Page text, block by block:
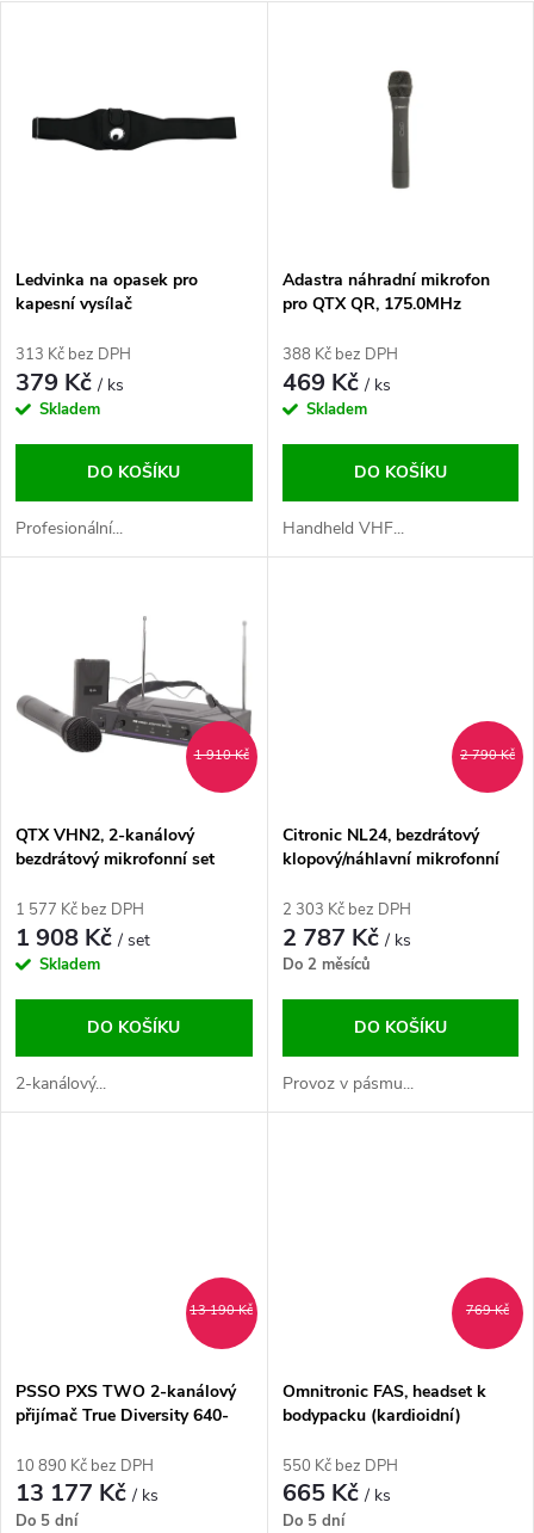
e
p
r
o
u
ů
p
s
p
r
o
d
u
t
ů
Ledvinka na opasek pro
kapesní vysílač
313 Kč bez DPH
379 Kč/ ks
Skladem
DO KOŠÍKU
Profesionální...
Adastra náhradní mikrofon
pro QTX QR, 175.0MHz
388 Kč bez DPH
469 Kč/ ks
Skladem
DO KOŠÍKU
Handheld VHF...
1 910 Kč
QTX VHN2, 2-kanálový
bezdrátový mikrofonní set
1 577 Kč bez DPH
1 908 Kč/ set
Skladem
DO KOŠÍKU
2-kanálový...
2 790 Kč
Citronic NL24, bezdrátový
klopový/náhlavní mikrofonní
2 303 Kč bez DPH
2 787 Kč/ ks
Do 2 měsíců
DO KOŠÍKU
Provoz v pásmu...
13 190 Kč
PSSO PXS TWO 2-kanálový
přijímač True Diversity 640-
10 890 Kč bez DPH
13 177 Kč/ ks
Do 5 dní
769 Kč
Omnitronic FAS, headset k
bodypacku (kardioidní)
550 Kč bez DPH
665 Kč/ ks
Do 5 dní